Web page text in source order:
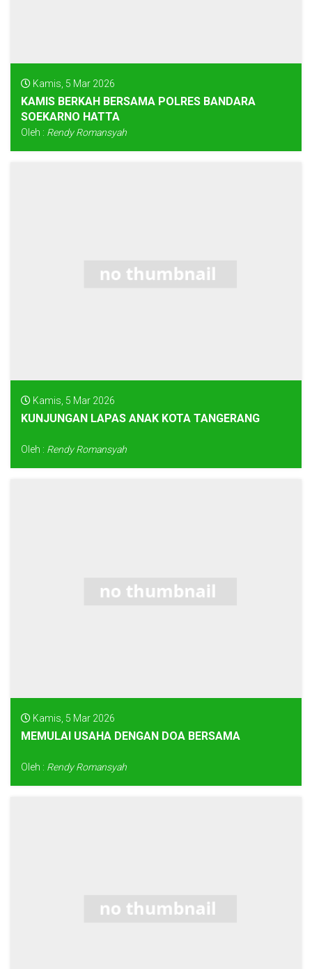
Kamis, 5 Mar 2026
KAMIS BERKAH BERSAMA POLRES BANDARA
SOEKARNO HATTA
Oleh : Rendy Romansyah
Kamis, 5 Mar 2026
KUNJUNGAN LAPAS ANAK KOTA TANGERANG
Oleh : Rendy Romansyah
Kamis, 5 Mar 2026
MEMULAI USAHA DENGAN DOA BERSAMA
Oleh : Rendy Romansyah